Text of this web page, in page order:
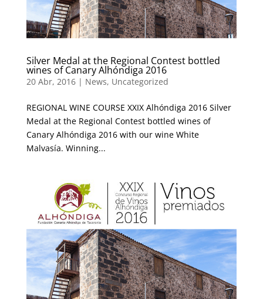
Silver Medal at the Regional Contest bottled
wines of Canary Alhóndiga 2016
20 Abr, 2016| News, Uncategorized
REGIONAL WINE COURSE XXIX Alhóndiga 2016 Silver
Medal at the Regional Contest bottled wines of
Canary Alhóndiga 2016 with our wine White
Malvasía. Winning...